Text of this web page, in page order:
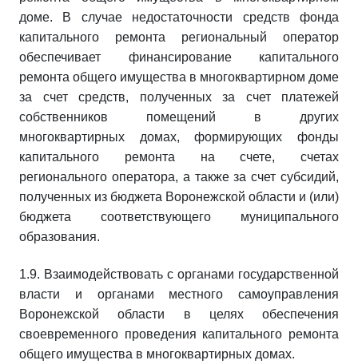
доме. В случае недостаточности средств фонда
капитального ремонта региональный оператор
обеспечивает финансирование капитального
ремонта общего имущества в многоквартирном доме
за счет средств, полученных за счет платежей
собственников помещений в других
многоквартирных домах, формирующих фонды
капитального ремонта на счете, счетах
регионального оператора, а также за счет субсидий,
полученных из бюджета Воронежской области и (или)
бюджета соответствующего муниципального
образования.
1.9. Взаимодействовать с органами государственной
власти и органами местного самоуправления
Воронежской области в целях обеспечения
своевременного проведения капитального ремонта
общего имущества в многоквартирных домах.